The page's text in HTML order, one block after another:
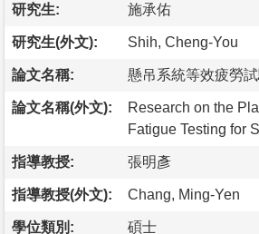
研究生: 施承佑
研究生(外文): Shih, Cheng-You
論文名稱: 懸吊系統等效疲勞
論文名稱(外文):
Research on the
Fatigue Testing for
指導教授: 張明彥
指導教授(外文): Chang, Ming-Yen
學位類別: 碩士